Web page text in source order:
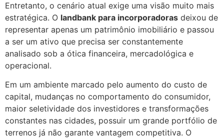
Entretanto, o cenário atual exige uma visão muito mais
estratégica. O landbank para incorporadoras deixou de
representar apenas um patrimônio imobiliário e passou
a ser um ativo que precisa ser constantemente
analisado sob a ótica financeira, mercadológica e
operacional.
Em um ambiente marcado pelo aumento do custo de
capital, mudanças no comportamento do consumidor,
maior seletividade dos investidores e transformações
constantes nas cidades, possuir um grande portfólio de
terrenos já não garante vantagem competitiva. O